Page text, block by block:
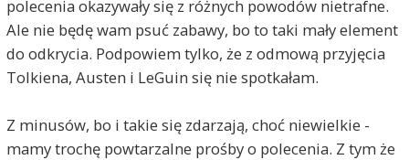
polecenia okazywały się z różnych powodów nietrafne.
Ale nie będę wam psuć zabawy, bo to taki mały element
do odkrycia. Podpowiem tylko, że z odmową przyjęcia
Tolkiena, Austen i LeGuin się nie spotkałam.
Z minusów, bo i takie się zdarzają, choć niewielkie -
mamy trochę powtarzalne prośby o polecenia. Z tym że